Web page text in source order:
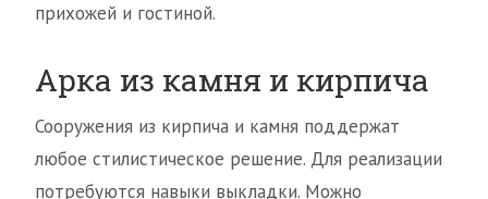
прихожей и гостиной.
Арка из камня и кирпича
Сооружения из кирпича и камня поддержат
любое стилистическое решение. Для реализации
потребуются навыки выкладки. Можно